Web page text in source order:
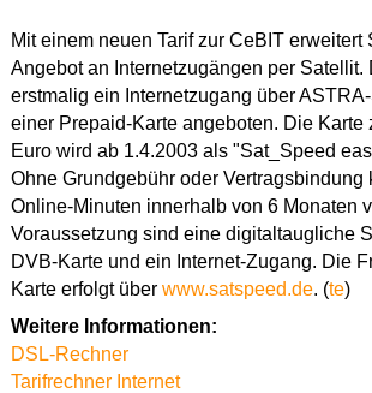
Mit einem neuen Tarif zur CeBIT erweitert
Angebot an Internetzugängen per Satellit.
erstmalig ein Internetzugang über
einer Prepaid-Karte angeboten. Die Karte
Euro wird ab 1.4.2003 als "Sat_Speed
Ohne Grundgebühr oder Vertragsbindung
Online-Minuten innerhalb von 6 Monaten
Voraussetzung sind eine digitaltaugliche
DVB-Karte und ein Internet-Zugang. Die
Karte erfolgt über www.satspeed.de. (te)
Weitere Informationen:
DSL-Rechner
Tarifrechner Internet